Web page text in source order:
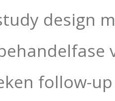
design
follow-